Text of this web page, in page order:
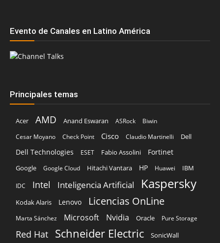
Evento de Canales en Latino América
Principales temas
Acer AMD Anand Eswaran ASRock
Biwin
Cesar Moyano
Check Point Cisco Claudio Martinelli Dell
Dell Technologies ESET Fabio Assolini Fortinet
Google Google Cloud Hitachi Vantara HP Huawei IBM
IDC Intel Inteligencia Artificial Kaspersky
Kodak Alaris Lenovo Licencias OnLine
Marta Sánchez Microsoft Nvidia Oracle Pure Storage
Red Hat Schneider Electric SonicWall